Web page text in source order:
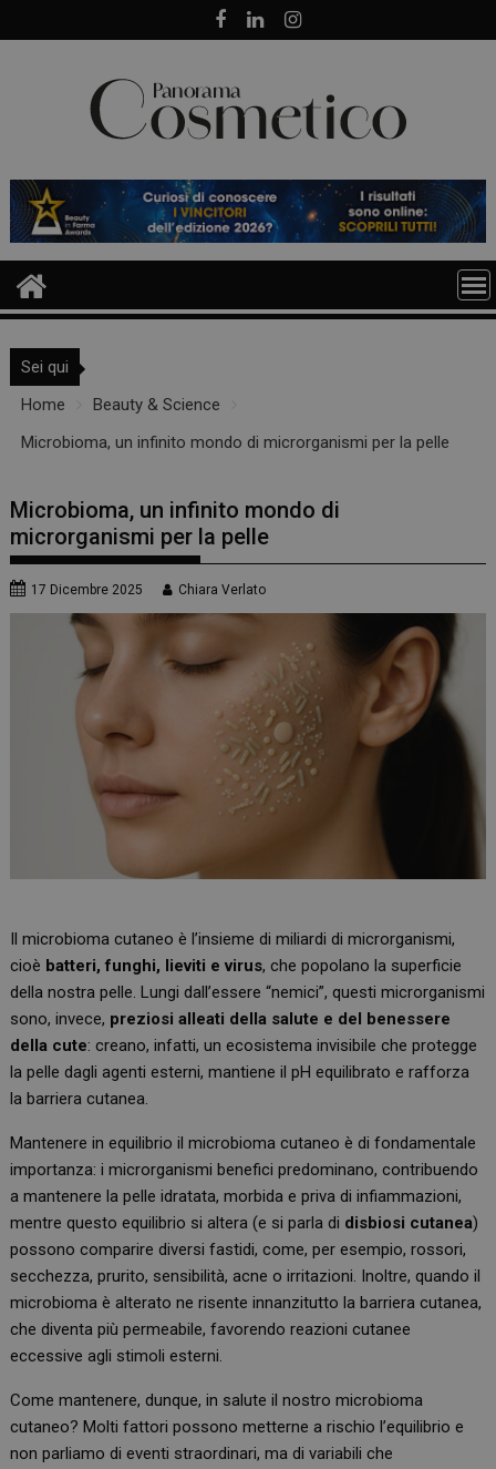
to
Sei qui
Home
Beauty & Science
Microbioma, un infinito mondo di microrganismi per la pelle
Microbioma, un infinito mondo di
microrganismi per la pelle
17 Dicembre 2025 Chiara Verlato
Il microbioma cutaneo è l’insieme di miliardi di microrganismi,
cioè batteri, funghi, lieviti e virus, che popolano la superficie
della nostra pelle. Lungi dall’essere “nemici”, questi microrganismi
sono, invece, preziosi alleati della salute e del benessere
della cute: creano, infatti, un ecosistema invisibile che protegge
la pelle dagli agenti esterni, mantiene il pH equilibrato e rafforza
la barriera cutanea.
Mantenere in equilibrio il microbioma cutaneo è di fondamentale
importanza: i microrganismi benefici predominano, contribuendo
a mantenere la pelle idratata, morbida e priva di infiammazioni,
mentre questo equilibrio si altera (e si parla di disbiosi cutanea)
possono comparire diversi fastidi, come, per esempio, rossori,
secchezza, prurito, sensibilità, acne o irritazioni. Inoltre, quando il
microbioma è alterato ne risente innanzitutto la barriera cutanea,
che diventa più permeabile, favorendo reazioni cutanee
eccessive agli stimoli esterni.
Come mantenere, dunque, in salute il nostro microbioma
cutaneo? Molti fattori possono metterne a rischio l’equilibrio e
non parliamo di eventi straordinari, ma di variabili che